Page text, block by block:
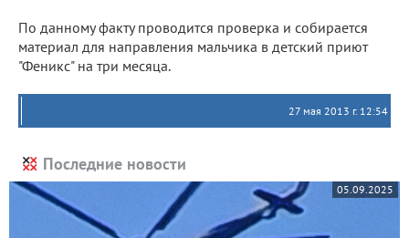
По данному факту проводится проверка и собирается
материал для направления мальчика в детский приют
"Феникс" на три месяца.
27 мая 2013 г. 12:54
Последние новости
05.09.2025